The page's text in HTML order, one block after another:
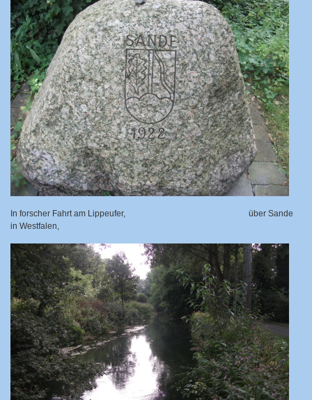
In forscher Fahrt am Lippeufer, über Sande
in Westfalen,